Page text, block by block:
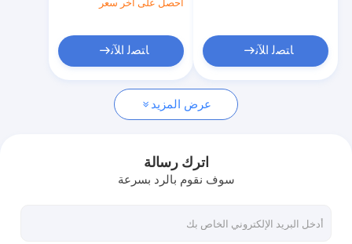
اتصل بنا
لوحات الغرف النظيفة
لوحة شطيرة
أحصل على آخر سعر
ﺎﺘﺼﻟ ﺍﻶﻧ ﺎﺘﺼﻟ ﺍﻶﻧ
عرض المزيد
اترك رسالة
سوف نقوم بالرد بسرعة